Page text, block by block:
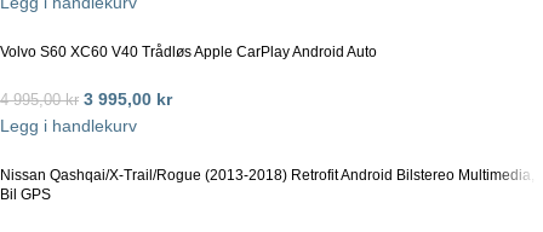
Volvo S60 XC60 V40 Trådløs Apple CarPlay Android Auto
4 995,00kr 3 995,00 kr
Legg i handlekurv
Nissan Qashqai/X-Trail/Rogue (2013-2018) Retrofit Android Bilstereo Multimedia,
Bil GPS